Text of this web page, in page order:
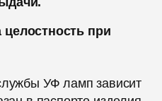
целостность при
УФ ламп зависит